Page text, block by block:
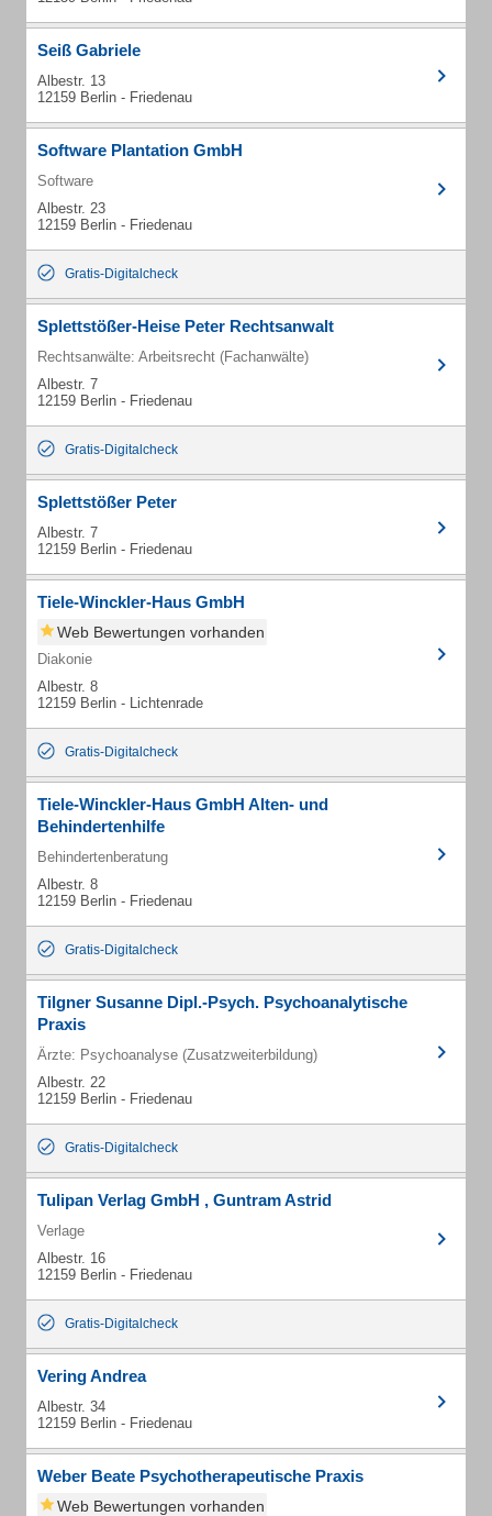
Seiß Gabriele
Albestr. 13
12159 Berlin - Friedenau
Software Plantation GmbH
Software
Albestr. 23
12159 Berlin - Friedenau
Gratis-Digitalcheck
Splettstößer-Heise Peter Rechtsanwalt
Rechtsanwälte: Arbeitsrecht (Fachanwälte)
Albestr. 7
12159 Berlin - Friedenau
Gratis-Digitalcheck
Splettstößer Peter
Albestr. 7
12159 Berlin - Friedenau
Tiele-Winckler-Haus GmbH
Web Bewertungen vorhanden
Diakonie
Albestr. 8
12159 Berlin - Lichtenrade
Gratis-Digitalcheck
Tiele-Winckler-Haus GmbH Alten- und
Behindertenhilfe
Behindertenberatung
Albestr. 8
12159 Berlin - Friedenau
Gratis-Digitalcheck
Tilgner Susanne Dipl.-Psych. Psychoanalytische
Praxis
Ärzte: Psychoanalyse (Zusatzweiterbildung)
Albestr. 22
12159 Berlin - Friedenau
Gratis-Digitalcheck
Tulipan Verlag GmbH , Guntram Astrid
Verlage
Albestr. 16
12159 Berlin - Friedenau
Gratis-Digitalcheck
Vering Andrea
Albestr. 34
12159 Berlin - Friedenau
Weber Beate Psychotherapeutische Praxis
Web Bewertungen vorhanden